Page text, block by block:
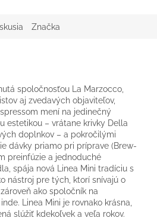
Značka
spoločnosťou La Marzocco,
aj zvedavých objaviteľov,
mení na jedinečný
estetikou – vrátane krivky Della
doplnkov – a pokročilými
dávky priamo pri príprave (Brew-
preinfúzie a jednoduché
spája nová Linea Mini tradíciu s
nástroj pre tých, ktorí snívajú o
ako spoločník na
Linea Mini je rovnako krásna,
slúžiť kdekoľvek a veľa rokov.